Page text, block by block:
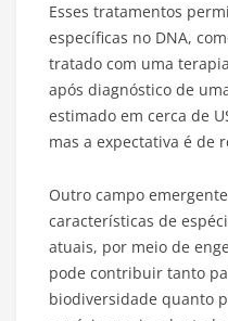
Esses tratamentos
específicas no DNA,
tratado com uma
após diagnóstico de
estimado em cerca de
mas a expectativa é de
Outro campo
características de
atuais, por meio de
pode contribuir tanto
biodiversidade quanto